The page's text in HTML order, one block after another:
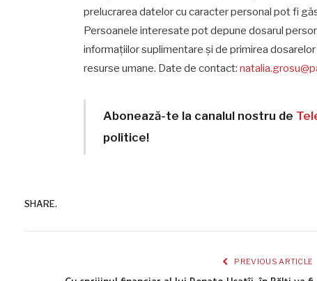
prelucrarea datelor cu caracter personal pot fi
Persoanele interesate pot depune dosarul
informațiilor suplimentare şi de primirea
resurse umane. Date de contact:
Abonează-te la canalul nostru de
politice!
SHARE.
PREVIOUS ARTICLE